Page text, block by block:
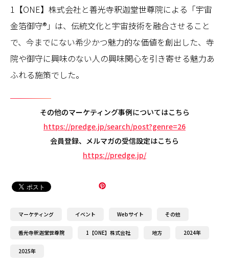
1【ONE】株式会社と善光寺釈迦堂世尊院による「宇宙
金箔御守®」は、伝統文化と宇宙技術を融合させること
で、今までにない希少かつ魅力的な価値を創出した、寺
院や御守に興味のない人の興味関心を引き寄せる魅力あ
ふれる施策でした。
その他のマーケティング事例についてはこちら
https://predge.jp/search/post?genre=26
会員登録、メルマガの受信設定はこちら
https://predge.jp/
マーケティング イベント Webサイト その他
善光寺釈迦堂世尊院 1【ONE】株式会社 地方 2024年
2025年